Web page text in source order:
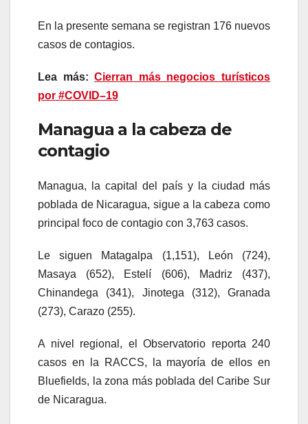
En la presente semana se registran 176 nuevos
casos de contagios.
Lea más:Cierran más negocios turísticos
por #COVID–19
Managua a la cabeza de
contagio
Managua, la capital del país y la ciudad más
poblada de Nicaragua, sigue a la cabeza como
principal foco de contagio con 3,763 casos.
Le siguen Matagalpa (1,151), León (724),
Masaya (652), Estelí (606), Madriz (437),
Chinandega (341), Jinotega (312), Granada
(273), Carazo (255).
A nivel regional, el Observatorio reporta 240
casos en la RACCS, la mayoría de ellos en
Bluefields, la zona más poblada del Caribe Sur
de Nicaragua.